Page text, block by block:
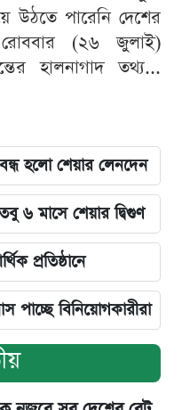
উঠতে পারেনি দেশের
রোববার (২৬ জুলাই)
হালনাগাদ তথ্য...
হলো শেয়ার লেনদেন
৬ মাসে শেয়ার দ্বিগুণ
প্রতিষ্ঠানে
পাচ্ছে বিনিয়োগকারীরা